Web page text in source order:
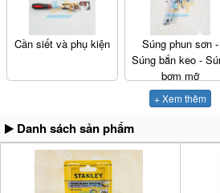
Cần siết và phụ kiện
Súng phun sơn -
Súng bắn keo -
bơm mỡ
+ Xem thêm
Danh sách sản phẩm